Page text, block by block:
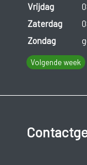
Vrijdag
Zaterdag
Zondag
Volgende week